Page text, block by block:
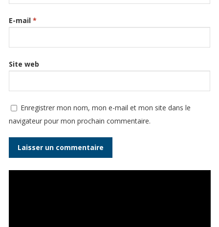
E-mail *
Site web
Enregistrer mon nom, mon e-mail et mon site dans le
navigateur pour mon prochain commentaire.